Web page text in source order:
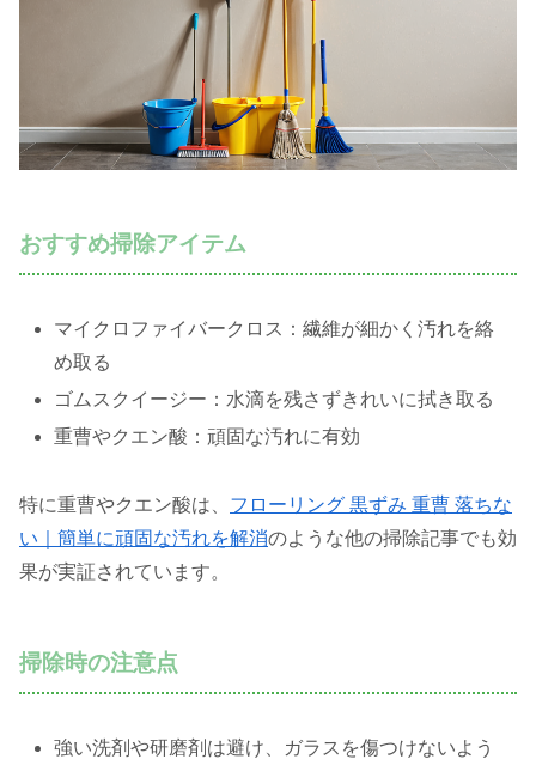
おすすめ掃除アイテム
マイクロファイバークロス：繊維が細かく汚れを絡
め取る
ゴムスクイージー：水滴を残さずきれいに拭き取る
重曹やクエン酸：頑固な汚れに有効
特に重曹やクエン酸は、 フローリング 黒ずみ 重曹 落ちな
い｜簡単に頑固な汚れを解消のような他の掃除記事でも効
果が実証されています。
掃除時の注意点
強い洗剤や研磨剤は避け、ガラスを傷つけないよう